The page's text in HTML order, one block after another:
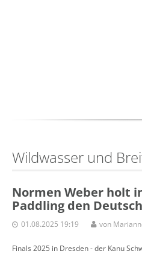
Wildwasser und
Normen Weber holt
Paddling den
01.08.2025 19:19 von
Finals 2025 in Dresden - der Kanu